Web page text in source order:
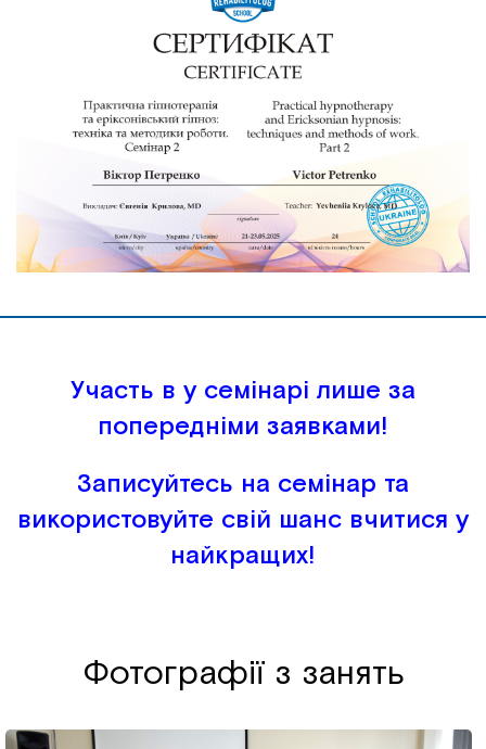
Участь в у семінарі лише за
попередніми заявками!
Записуйтесь на семінар та
використовуйте свій шанс вчитися у
найкращих!
Фотографії з занять